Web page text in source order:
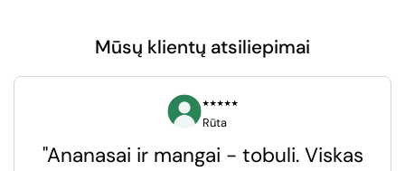
Mūsų klientų atsiliepimai
⭑⭑⭑⭑⭑
Rūta
"Ananasai ir mangai - tobuli. Viskas